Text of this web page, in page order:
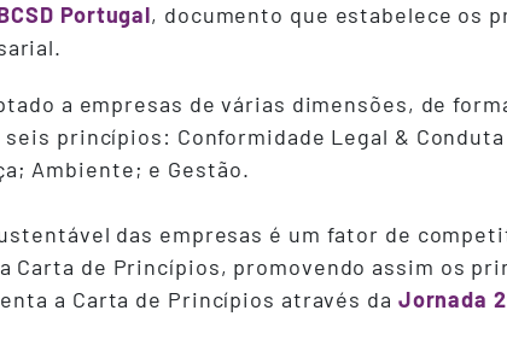
Portugal, documento que estabelece os
a empresas de várias dimensões, de
princípios: Conformidade Legal &
Ambiente; e Gestão.
das empresas é um fator de
Carta de Princípios, promovendo assim os
a Carta de Princípios através da Jornada